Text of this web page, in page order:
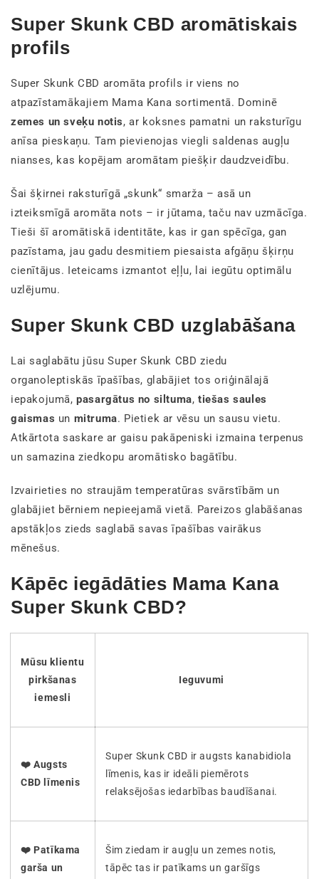
Super Skunk CBD aromātiskais
profils
Super Skunk CBD aromāta profils ir viens no
atpazīstamākajiem Mama Kana sortimentā. Dominē
zemes un sveķu notis, ar koksnes pamatni un raksturīgu
anīsa pieskaņu. Tam pievienojas viegli saldenas augļu
nianses, kas kopējam aromātam piešķir daudzveidību.
Šai šķirnei raksturīgā „skunk“ smarža – asā un
izteiksmīgā aromāta nots – ir jūtama, taču nav uzmācīga.
Tieši šī aromātiskā identitāte, kas ir gan spēcīga, gan
pazīstama, jau gadu desmitiem piesaista afgāņu šķirņu
cienītājus. Ieteicams izmantot eļļu, lai iegūtu optimālu
uzlējumu.
Super Skunk CBD uzglabāšana
Lai saglabātu jūsu Super Skunk CBD ziedu
organoleptiskās īpašības, glabājiet tos oriģinālajā
iepakojumā,pasargātus no siltuma,tiešas saules
gaismas un mitruma. Pietiek ar vēsu un sausu vietu.
Atkārtota saskare ar gaisu pakāpeniski izmaina terpenus
un samazina ziedkopu aromātisko bagātību.
Izvairieties no straujām temperatūras svārstībām un
glabājiet bērniem nepieejamā vietā. Pareizos glabāšanas
apstākļos zieds saglabā savas īpašības vairākus
mēnešus.
Kāpēc iegādāties Mama Kana
Super Skunk CBD?
Mūsu klientu
pirkšanas
iemesli
Ieguvumi
❤️ Augsts
CBD līmenis
Super Skunk CBD ir augsts kanabidiola
līmenis, kas ir ideāli piemērots
relaksējošas iedarbības baudīšanai.
❤️ Patīkama
garša un
Šim ziedam ir augļu un zemes notis,
tāpēc tas ir patīkams un garšīgs